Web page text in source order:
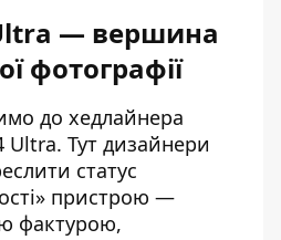
— вершина
фотографії
до хедлайнера
Ultra. Тут дизайнери
статус
пристрою —
фактурою,